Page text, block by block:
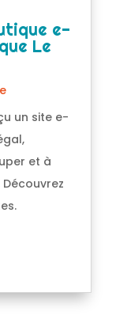
e-
Le
un site e-
et à